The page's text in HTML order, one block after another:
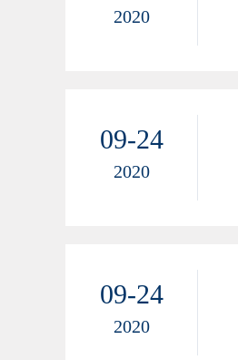
2020
09-24
2020
09-24
2020